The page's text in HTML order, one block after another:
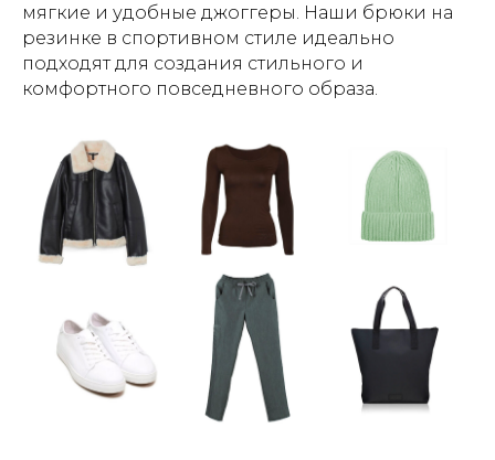
мягкие и удобные джоггеры. Наши брюки на
резинке в спортивном стиле идеально
подходят для создания стильного и
комфортного повседневного образа.